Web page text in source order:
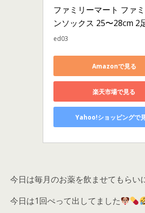
ファミリーマート ファ
ンソックス 25〜28cm 2
ed03
Amazonで見る
楽天市場で見る
Yahoo!ショッピングで
今日は毎月のお薬を飲ませてもらい
今日は1回ぺって出してました